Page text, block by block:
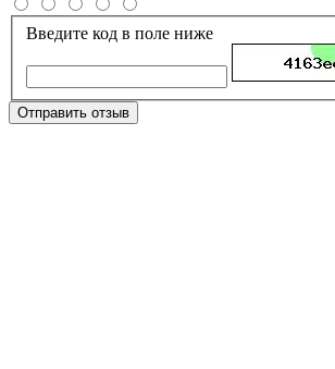
Введите код в поле ниже
Отправить отзыв